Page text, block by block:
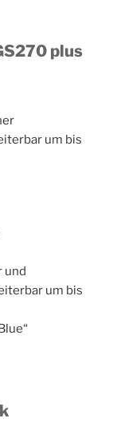
plus
um bis
und
um bis